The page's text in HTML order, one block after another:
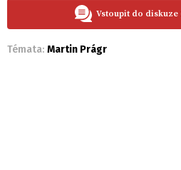
Vstoupit do diskuze
Témata: Martin Prágr